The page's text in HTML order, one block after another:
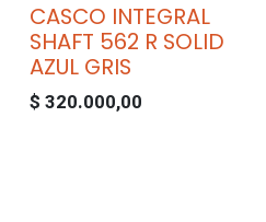
CASCO INTEGRAL
SHAFT 562 R SOLID
AZUL GRIS
$ 320.000,00